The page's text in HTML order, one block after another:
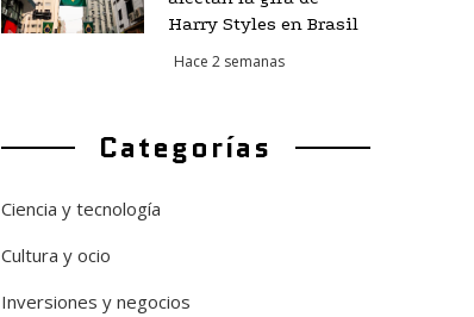
Harry Styles en Brasil
Hace 2 semanas
Categorías
Ciencia y tecnología
Cultura y ocio
Inversiones y negocios